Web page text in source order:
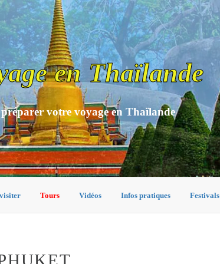
en Thaïlande
votre voyage en Thaïlande
Tours Vidéos Infos pratiques Festivals